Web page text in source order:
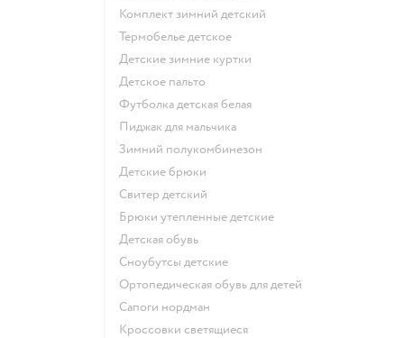
Комплект зимний детский
Термобелье детское
Детские зимние куртки
Детское пальто
Футболка детская белая
Пиджак для мальчика
Зимний полукомбинезон
Детские брюки
Свитер детский
Брюки утепленные детские
Детская обувь
Сноубутсы детские
Ортопедическая обувь для детей
Сапоги нордман
Кроссовки светящиеся